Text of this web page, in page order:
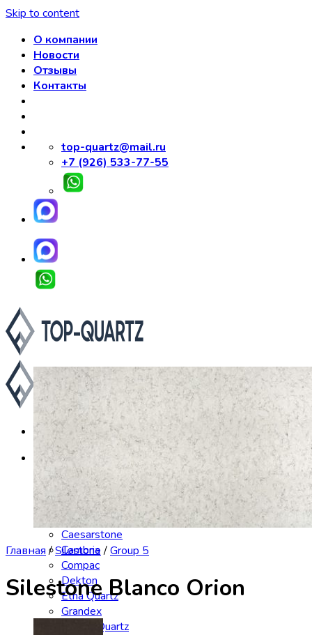
Skip to content
О компании
Новости
Отзывы
Контакты
top-quartz@mail.ru
+7 (926) 533-77-55
Каталог
Asterum
Аварус
Avantquartz
Belenco
Caesarstone
Cambria
Compac
Dekton
Etna Quartz
Grandex
Noblle Quartz
Главная /Silestone /Group 5
Silestone Blanco Orion